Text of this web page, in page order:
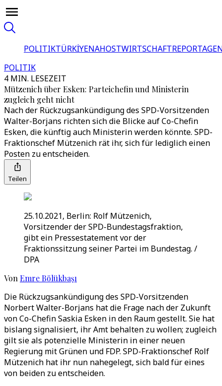
POLITIKTÜRKİYENAHOSTWIRTSCHAFT
POLITIK
4 MIN. LESEZEIT
Mützenich über Esken: Parteichefin und Ministerin
zugleich geht nicht
Nach der Rückzugsankündigung des SPD-Vorsitzenden
Walter-Borjans richten sich die Blicke auf Co-Chefin
Esken, die künftig auch Ministerin werden könnte. SPD-
Fraktionschef Mützenich rät ihr, sich für lediglich einen
Posten zu entscheiden.
Teilen
25.10.2021, Berlin: Rolf Mützenich,
Vorsitzender der SPD-Bundestagsfraktion,
gibt ein Pressestatement vor der
Fraktionssitzung seiner Partei im Bundestag. /
DPA
Von Emre Bölükbaşı
Die Rückzugsankündigung des SPD-Vorsitzenden
Norbert Walter-Borjans hat die Frage nach der Zukunft
von Co-Chefin Saskia Esken in den Raum gestellt. Sie hat
bislang signalisiert, ihr Amt behalten zu wollen; zugleich
gilt sie als potenzielle Ministerin in einer neuen
Regierung mit Grünen und FDP. SPD-Fraktionschef Rolf
Mützenich hat ihr nun nahegelegt, sich bald für eines
von beiden zu entscheiden.